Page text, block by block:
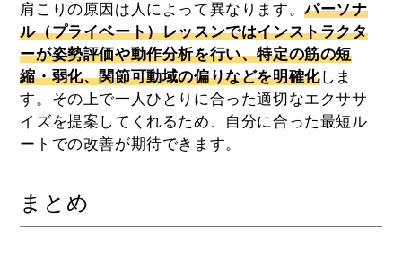
肩こりの原因は人によって異なります。パーソナ
ル（プライベート）レッスンではインストラクタ
ーが姿勢評価や動作分析を行い、特定の筋の短
縮・弱化、関節可動域の偏りなどを明確化しま
す。その上で一人ひとりに合った適切なエクササ
イズを提案してくれるため、自分に合った最短ル
ートでの改善が期待できます。
まとめ